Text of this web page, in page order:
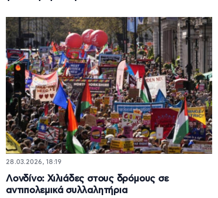
28.03.2026, 18:19
Λονδίνο: Χιλιάδες στους δρόμους σε
αντιπολεμικά συλλαλητήρια